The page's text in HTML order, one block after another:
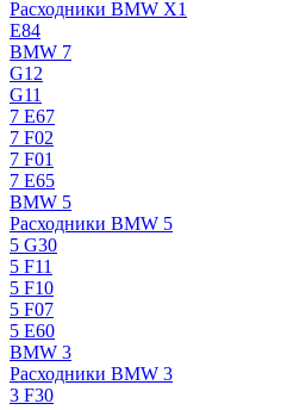
Расходники BMW X1
E84
BMW 7
G12
G11
7 Е67
7 F02
7 F01
7 E65
BMW 5
Расходники BMW 5
5 G30
5 F11
5 F10
5 F07
5 E60
BMW 3
Расходники BMW 3
3 F30